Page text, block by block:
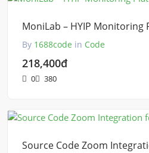
MoniLab – HYIP Monitoring
By 1688code in Code
218,400đ
0 380
Source Code Zoom